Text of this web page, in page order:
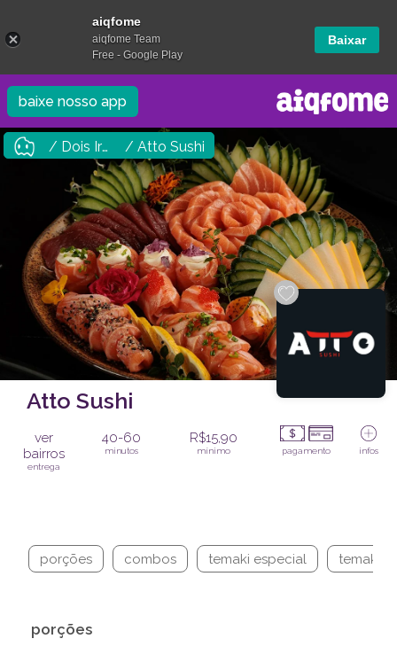
baixe nosso app
/ Dois Irmãos / Atto Sushi
Atto Sushi
ver
bairros
entrega
40-60
minutos
R$15,90
mínimo pagamento infos
porções combos temaki especial temaki
porções
aiqfome
aiqfome Team
Free - Google Play
Baixar